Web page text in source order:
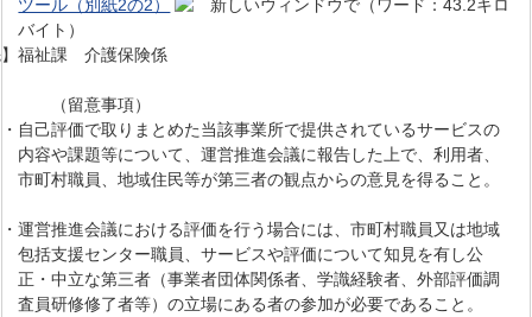
ツール（別紙2の2）
（ワード：43.2キロ
バイト）
福祉課 介護保険係
（留意事項）
・自己評価で取りまとめた当該事業所で提供されているサービスの
内容や課題等について、運営推進会議に報告した上で、利用者、
市町村職員、地域住民等が第三者の観点からの意見を得ること。
・運営推進会議における評価を行う場合には、市町村職員又は地域
包括支援センター職員、サービスや評価について知見を有し公
正・中立な第三者（事業者団体関係者、学識経験者、外部評価調
査員研修修了者等）の立場にある者の参加が必要であること。